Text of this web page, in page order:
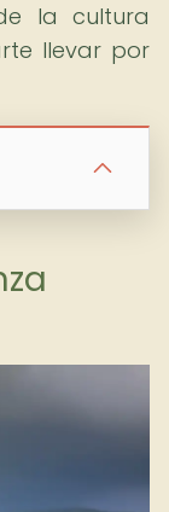
la cultura
llevar por